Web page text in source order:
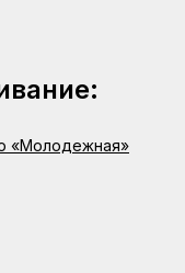
«Молодежная»